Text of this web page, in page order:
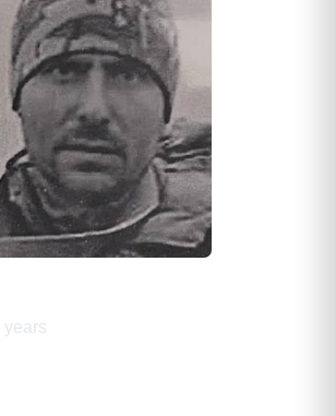
years